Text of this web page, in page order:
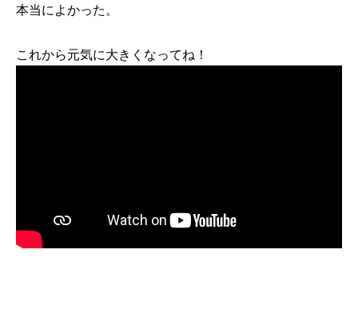
本当によかった。
これから元気に大きくなってね！